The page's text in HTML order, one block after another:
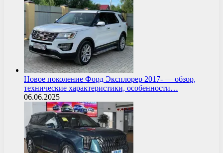
Новое поколение Форд Эксплорер 2017- — обзор,
технические характеристики, особенности…
06.06.2025